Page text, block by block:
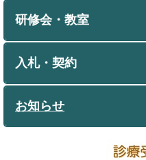
研修会・教室
入札・契約
お知らせ